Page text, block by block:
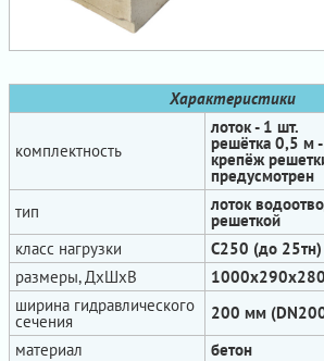
Характеристики
комплектность
лоток - 1 шт.
решётка 0,5 м
крепёж
предусмотрен
тип
лоток
решеткой
класс нагрузки
С250 (до 25тн)
размеры, ДхШхВ
ширина гидравлического
сечения
200 мм
материал
бетон